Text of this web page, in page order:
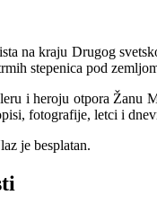
na kraju Drugog
stepenica pod
i heroju otpora Žanu
fotografije, letci i
je besplatan.